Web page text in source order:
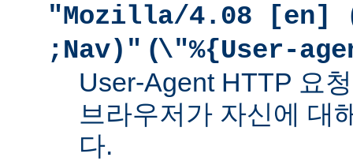
"Mozilla/4.08 [en]
;Nav)" (\"%{User-
User-Agent HTTP 요
브라우저가 자신에 대
다.